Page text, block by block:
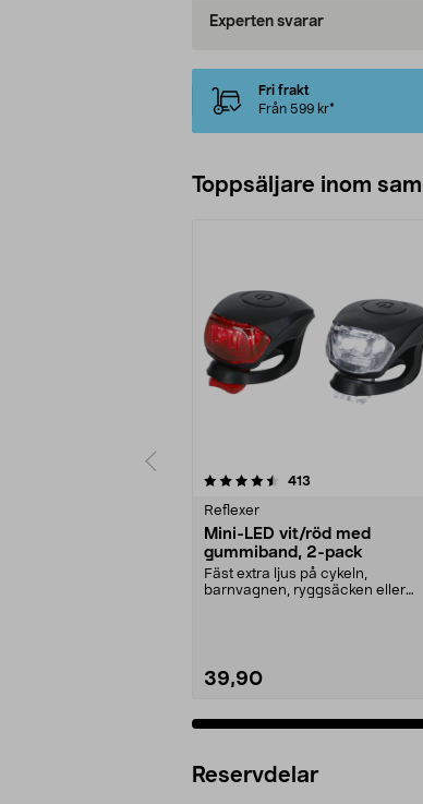
Experten svarar
Fri frakt
Från 599 kr*
Toppsäljare inom
413
Reflexer
Mini-LED vit/röd med
gummiband, 2-pack
Fäst extra ljus på cykeln,
barnvagnen, ryggsäcken eller
39,90
4.5 av 5 stjärnor
Reservdelar